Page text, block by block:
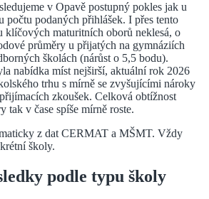
v Opavě postupný pokles jak u
počtu podaných přihlášek. I přes tento
klíčových maturitních oborů neklesá, o
průměry u přijatých na gymnáziích
školách (nárůst o 5,5 bodu).
nabídka míst nejširší, aktuální rok 2026
trhu s mírně se zvyšujícími nároky
zkoušek. Celková obtížnost
tak v čase spíše mírně roste.
z dat CERMAT a MŠMT. Vždy
školy.
podle typu školy